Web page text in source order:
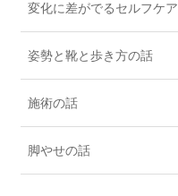
変化に差がでるセルフケア
姿勢と靴と歩き方の話
施術の話
脚やせの話